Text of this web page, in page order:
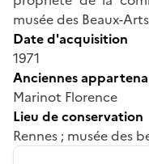
musée des Beaux-Arts
Date d'acquisition
1971
Anciennes
Marinot Florence
Lieu de conservation
Rennes ; musée des